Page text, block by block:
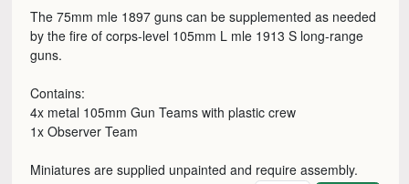
The 75mm mle 1897 guns can be supplemented as needed
by the fire of corps-level 105mm L mle 1913 S long-range
guns.
Contains:
4x metal 105mm Gun Teams with plastic crew
1x Observer Team
Miniatures are supplied unpainted and require assembly.